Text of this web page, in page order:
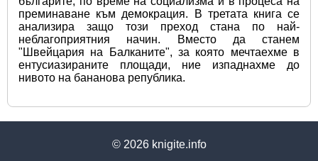
преминаване към демокрация. В третата книга се
анализира защо този преход стана по най-
неблагоприятния начин. Вместо да станем
"Швейцария на Балканите", за която мечтаехме в
ентусиазираните площади, ние изпаднахме до
нивото на бананова република.
© 2026 knigite.info